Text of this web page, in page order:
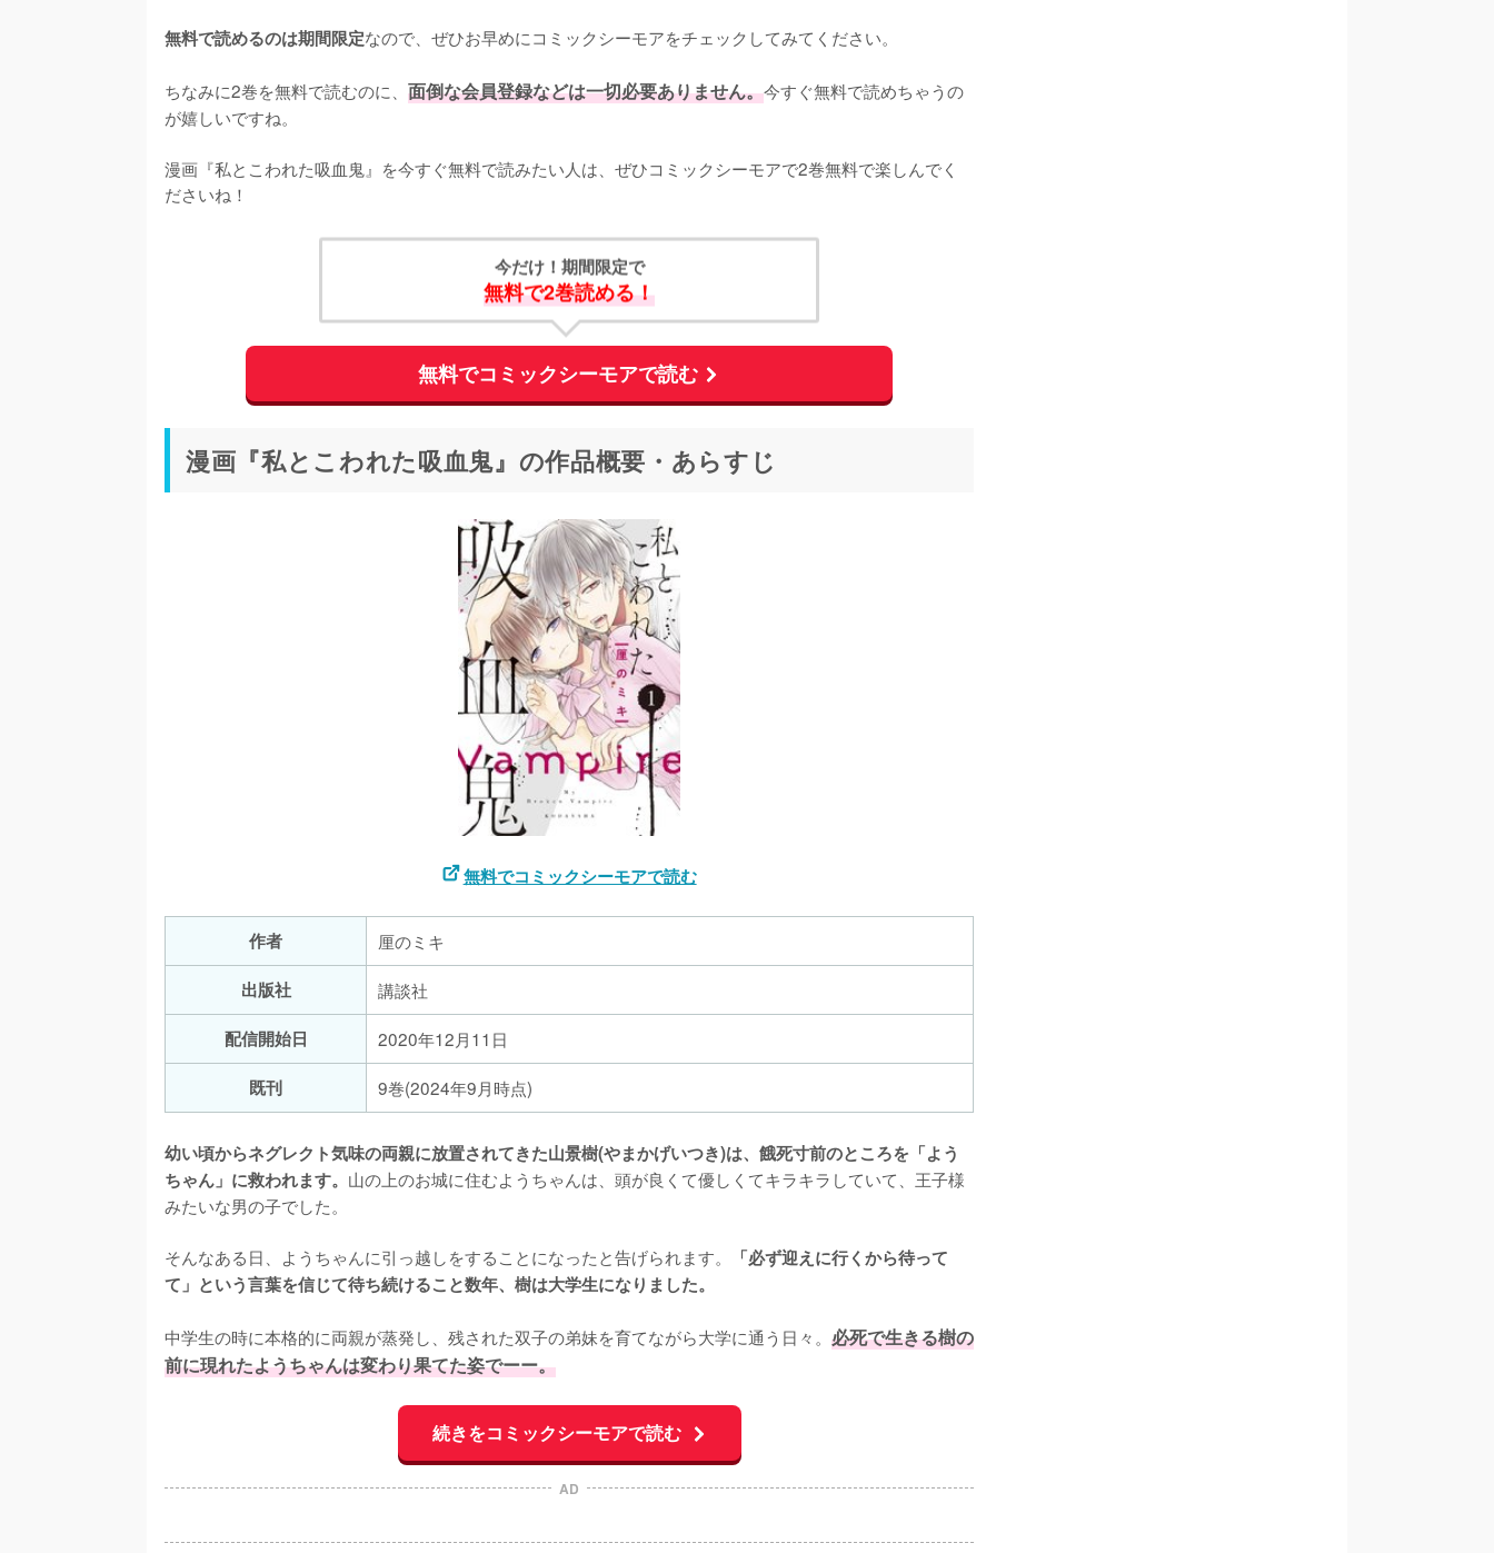
無料で読めるのは期間限定なので、ぜひお早めにコミックシーモアをチェックしてみてください。
ちなみに2巻を無料で読むのに、 面倒な会員登録などは一切必要ありません。今すぐ無料で読めちゃうの
が嬉しいですね。
漫画『私とこわれた吸血鬼』を今すぐ無料で読みたい人は、ぜひコミックシーモアで2巻無料で楽しんでく
ださいね！
今だけ！期間限定で
無料で2巻読める！
無料でコミックシーモアで読む
漫画『私とこわれた吸血鬼』の作品概要・あらすじ
無料でコミックシーモアで読む
作者
厘のミキ
出版社
講談社
配信開始日
2020年12月11日
既刊
9巻(2024年9月時点)
幼い頃からネグレクト気味の両親に放置されてきた山景樹(やまかげいつき)は、餓死寸前のところを「よう
ちゃん」に救われます。 山の上のお城に住むようちゃんは、頭が良くて優しくてキラキラしていて、王子様
みたいな男の子でした。
そんなある日、ようちゃんに引っ越しをすることになったと告げられます。
「必ず迎えに行くから待って
て」という言葉を信じて待ち続けること数年、樹は大学生になりました。
中学生の時に本格的に両親が蒸発し、残された双子の弟妹を育てながら大学に通う日々。 必死で生きる樹の
前に現れたようちゃんは変わり果てた姿でーー。
続きをコミックシーモアで読む
AD